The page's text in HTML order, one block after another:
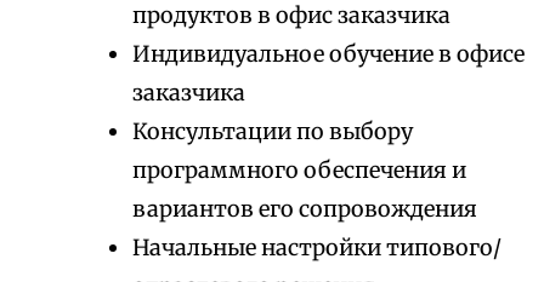
продуктов в офис заказчика
Индивидуальное обучение в офисе
заказчика
Консультации по выбору
программного обеспечения и
вариантов его сопровождения
Начальные настройки типового/